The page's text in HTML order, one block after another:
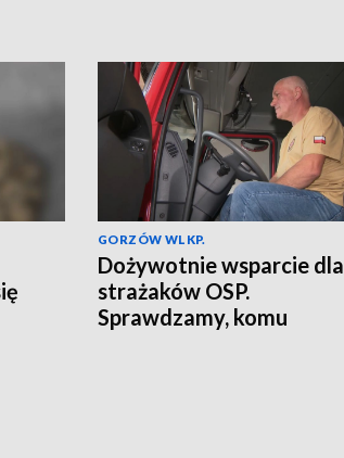
GORZÓW WLKP.
Dożywotnie wsparcie dla
strażaków OSP.
Sprawdzamy, komu